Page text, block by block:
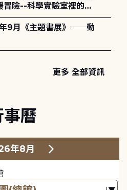
險--科學實驗室裡的放
年9月《主題書展》──動
更多 全部資訊
事曆
年8月